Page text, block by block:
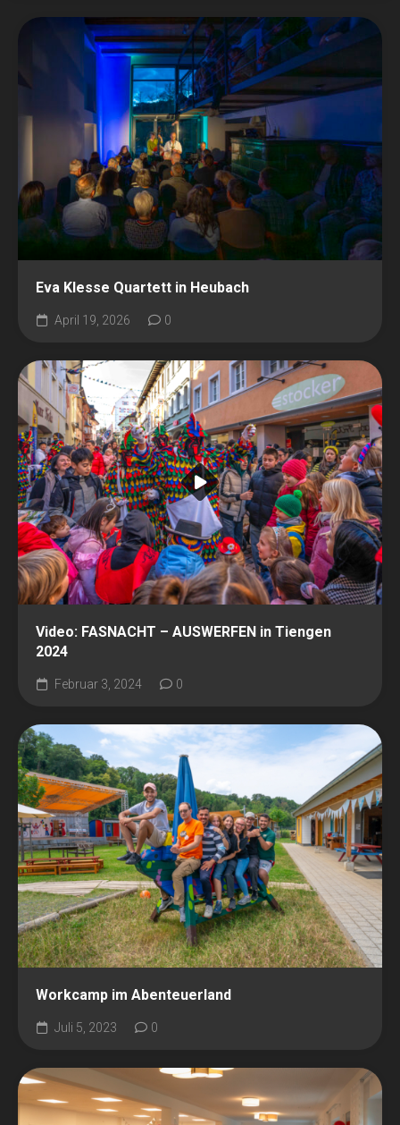
Eva Klesse Quartett in Heubach
April 19, 2026 0
Video: FASNACHT – AUSWERFEN in Tiengen
2024
Februar 3, 2024 0
Workcamp im Abenteuerland
Juli 5, 2023 0